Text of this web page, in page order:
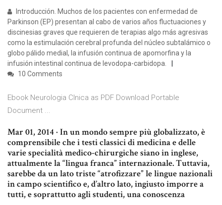
Introducción. Muchos de los pacientes con enfermedad de
Parkinson (EP) presentan al cabo de varios años fluctuaciones y
discinesias graves que requieren de terapias algo más agresivas
como la estimulación cerebral profunda del núcleo subtalámico o
globo pálido medial, la infusión continua de apomorfina y la
infusión intestinal continua de levodopa-carbidopa.
10 Comments
Ebook Neurologia Clnica as PDF Download Portable
Document ...
Mar 01, 2014 · In un mondo sempre più globalizzato, è
comprensibile che i testi classici di medicina e delle
varie specialità medico-chirurgiche siano in inglese,
attualmente la “lingua franca” internazionale. Tuttavia,
sarebbe da un lato triste “atrofizzare” le lingue nazionali
in campo scientifico e, d’altro lato, ingiusto imporre a
tutti, e soprattutto agli studenti, una conoscenza